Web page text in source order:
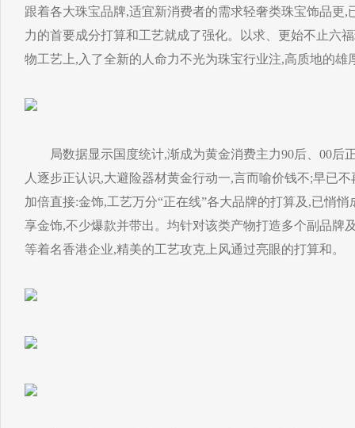
跟着各大珠宝品牌,适宜新消费者的需求轻奢类珠宝饰品更,
力的首要成分打算和工艺就成了强化。以求、更始不止六
物工艺上,入了全新的人命力不光为珠宝行业注,高质地的雄
局数据显示国度统计,渐成为黄金消费主力90后、00后
人逐步正认识,大避险器材黄金行动一,言而喻价钱不;早已
加倍直接:金饰,工艺万分“正在线”各大品牌的打算及,已悄
享金饰,不少爆款并带出。均针对该类产物打造多个副品牌
等着名香港企业,精美的工艺攻克上风通过亮眼的打算和。